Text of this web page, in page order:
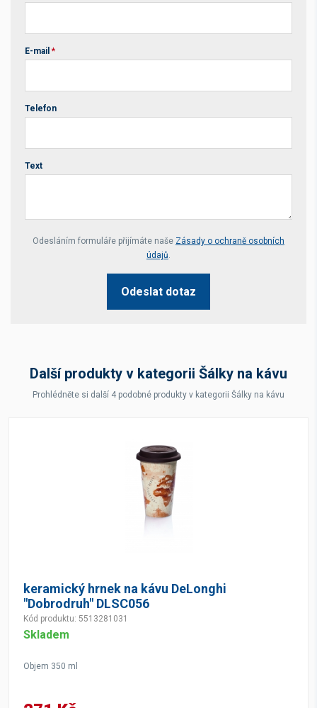
E-mail *
Telefon
Text
Your website *
Odesláním formuláře přijímáte naše Zásady o ochraně osobních
údajů.
Odeslat dotaz
Další produkty v kategorii Šálky na kávu
Prohlédněte si další 4 podobné produkty v kategorii Šálky na kávu
keramický hrnek na kávu DeLonghi
"Dobrodruh" DLSC056
Kód produktu: 5513281031
Skladem
Objem 350 ml